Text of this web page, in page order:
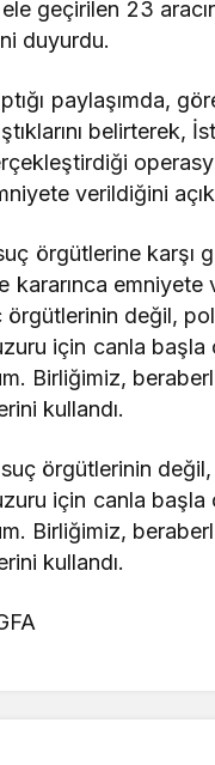
geçirilen 23
duyurdu.
paylaşımda,
belirterek,
verildiğini
örgütlerine karşı
kararınca
değil,
için canla başla
Birliğimiz,
kullandı.
örgütlerinin
için canla başla
Birliğimiz,
kullandı.